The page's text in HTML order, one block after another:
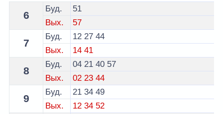
Расписание 11 автобуса Минск - остановка Юрия
6
Буд.
51
Вых.
57
7
Буд. 12 27 44
Вых.
14 41
8
Буд. 04 21 40 57
Вых.
02 23 44
9
Буд. 21 34 49
Вых.
12 34 52